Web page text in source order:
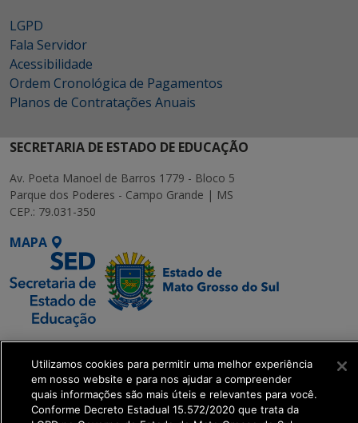
LGPD
Fala Servidor
Acessibilidade
Ordem Cronológica de Pagamentos
Planos de Contratações Anuais
SECRETARIA DE ESTADO DE EDUCAÇÃO
Av. Poeta Manoel de Barros 1779 - Bloco 5
Parque dos Poderes - Campo Grande | MS
CEP.: 79.031-350
MAPA
SETDIG | Secretaria-
Executiva de
Transformação Digital
Utilizamos cookies para permitir uma melhor experiência
em nosso website e para nos ajudar a compreender
quais informações são mais úteis e relevantes para você.
Conforme Decreto Estadual 15.572/2020 que trata da